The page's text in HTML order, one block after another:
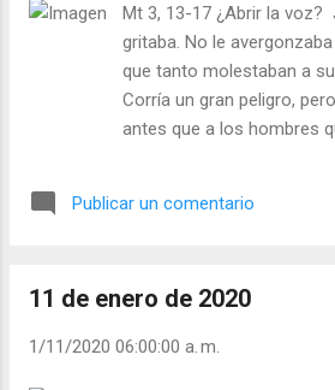
comienza el Tiempo
Lecturas del Día (+ Leer ). |
Meditación (+ Leer ) | |
Laudes (+ Leer ) |
Mt 3, 13-17 ¿Abrir la voz?
gritaba. No le
que tanto molestaban a
Corría un gran peligro,
antes que a los hombres
hacemos muy poco. La
creyentes camuflados en
bautismo Dios nos dijo:
Publicar un comentario
11 de enero de 2020
1/11/2020 06:00:00 a. m.